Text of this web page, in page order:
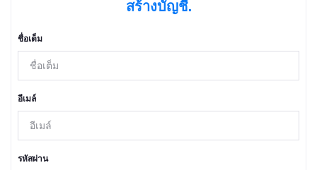
สร้างบัญชี.
ชื่อเต็ม
อีเมล์
รหัสผ่าน